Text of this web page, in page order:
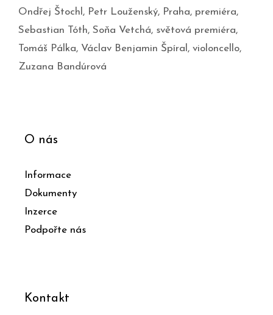
Ondřej Štochl , Petr Louženský, Praha, premiéra,
Sebastian Tóth, Soňa Vetchá, světová premiéra,
Tomáš Pálka, Václav Benjamin Špíral , violoncello,
Zuzana Bandúrová
O nás
Informace
Dokumenty
Inzerce
Podpořte nás
Kontakt